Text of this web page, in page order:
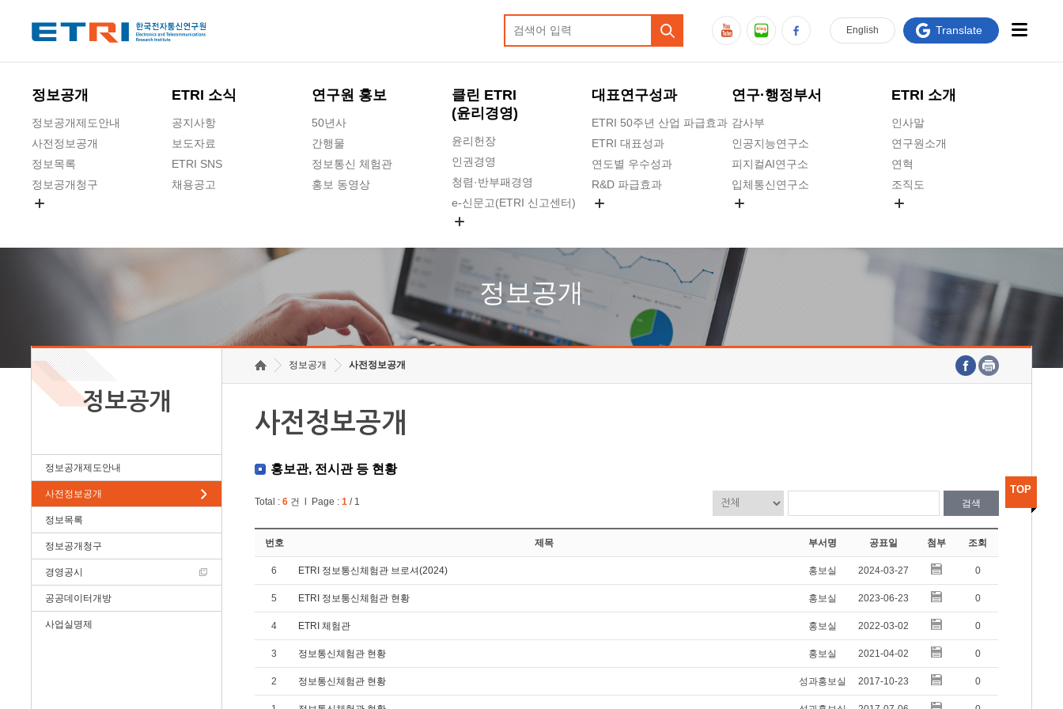
정보공개
정보공개제도안내
사전정보공개
정보목록
정보공개청구
ETRI 소식
공지사항
보도자료
ETRI SNS
채용공고
연구원 홍보
50년사
간행물
정보통신 체험관
홍보 동영상
클린 ETRI
(윤리경영)
윤리헌장
인권경영
청렴·반부패경영
e-신문고(ETRI 신고센터)
청렴포털 신고
고객의소리
수의계약 현황
부패징계 현황
감사결과공개
대표연구성과
ETRI 50주년 산업 파급효과
ETRI 대표성과
연도별 우수성과
R&D 파급효과
연구·행정부서
감사부
인공지능연구소
피지컬AI연구소
입체통신연구소
ICT전략연구소
인공지능안전연구소
우주항공반도체전략연구단
대경권연구본부
호남권연구본부
기획본부
ETRI 소개
인사말
연구원소개
연혁
조직도
연구원 고객헌장
ETRI CI
찾아오시는길
English Translate
정보공개
정보공개
정보공개제도안내
사전정보공개
정보목록
정보공개청구
경영공시
공공데이터개방
사업실명제
정보공개 사전정보공개
사전정보공개
홍보관, 전시관 등 현황
Total :6 건 l Page :1 / 1 검색
번호 제목 부서명 공표일 첨부 조회
6 ETRI 정보통신체험관 브로셔(2024) 홍보실 2024-03-27 0
5 ETRI 정보통신체험관 현황 홍보실 2023-06-23 0
4 ETRI 체험관 홍보실 2022-03-02 0
3 정보통신체험관 현황 홍보실 2021-04-02 0
2 정보통신체험관 현황 성과홍보실 2017-10-23 0
TOP